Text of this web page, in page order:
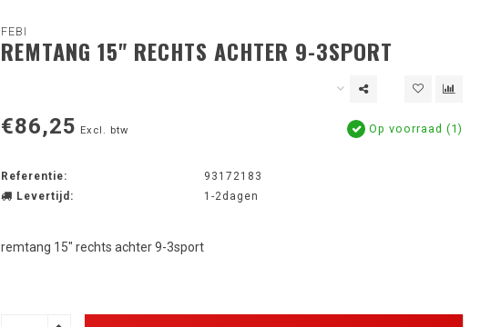
FEBI
REMTANG 15" RECHTS ACHTER 9-3SPORT
€86,25 Excl. btw Op voorraad (1)
Referentie:
93172183
Levertijd:
1-2dagen
remtang 15" rechts achter 9-3sport